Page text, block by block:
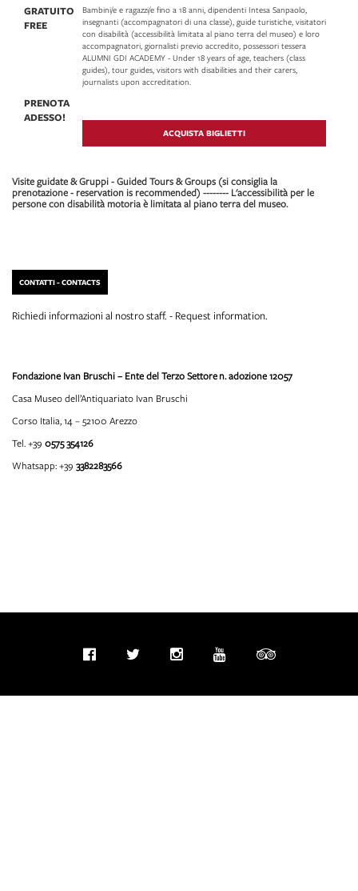
GRATUITO
FREE
Bambini/e e ragazzi/e fino a 18 anni, dipendenti Intesa Sanpaolo,
insegnanti (accompagnatori di una classe), guide turistiche, visitatori
con disabilità (accessibilità limitata al piano terra del museo) e loro
accompagnatori, giornalisti previo accredito, possessori tessera
ALUMNI GDI ACADEMY - Under 18 years of age, teachers (class
guides), tour guides, visitors with disabilities and their carers,
journalists upon accreditation.
PRENOTA
ADESSO!
ACQUISTA BIGLIETTI
Visite guidate & Gruppi - Guided Tours & Groups (si consiglia la
prenotazione - reservation is recommended) -------- L'accessibilità per le
persone con disabilità motoria è limitata al piano terra del museo.
CONTATTI - CONTACTS
Richiedi informazioni al nostro staff. - Request information.
Fondazione Ivan Bruschi – Ente del Terzo Settoren. adozione 12057
Casa Museo dell’Antiquariato Ivan Bruschi
Corso Italia, 14 – 52100 Arezzo
Tel. +39 0575 354126
Whatsapp: +39 3382283566